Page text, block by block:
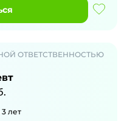
ОТВЕТСТВЕННОСТЬЮ
3 лет